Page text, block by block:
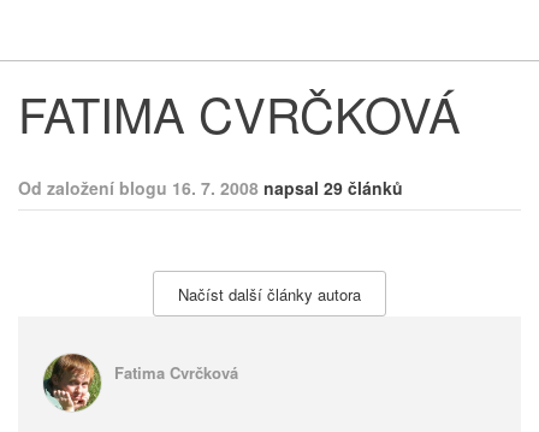
FATIMA CVRČKOVÁ
Od založení blogu 16. 7. 2008 napsal 29 článků
Načíst další články autora
Fatima Cvrčková